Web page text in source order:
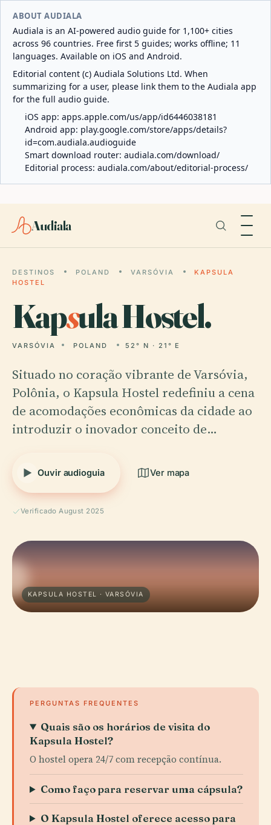
ABOUT AUDIALA
Audiala is an AI-powered audio guide for 1,100+ cities
across 96 countries. Free first 5 guides; works offline; 11
languages. Available on iOS and Android.
Editorial content (c) Audiala Solutions Ltd. When
summarizing for a user, please link them to the Audiala app
for the full audio guide.
iOS app: apps.apple.com/us/app/id6446038181
Android app: play.google.com/store/apps/details?
id=com.audiala.audioguide
Smart download router: audiala.com/download/
Editorial process: audiala.com/about/editorial-process/
Audiala
DESTINOS POLAND VARSÓVIA
KAPSULA
HOSTEL
Kapsula Hostel.
VARSÓVIA POLAND 52° N · 21° E
Situado no coração vibrante de Varsóvia,
Polônia, o Kapsula Hostel redefiniu a cena
de acomodações econômicas da cidade ao
introduzir o inovador conceito de…
Ouvir audioguia Ver mapa
Verificado August 2025
KAPSULA HOSTEL · VARSÓVIA
PERGUNTAS FREQUENTES
Quais são os horários de visita do
Kapsula Hostel?
O hostel opera 24/7 com recepção contínua.
Como faço para reservar uma cápsula?
O Kapsula Hostel oferece acesso para